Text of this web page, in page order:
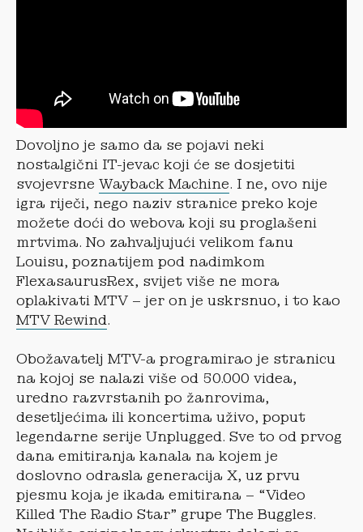
Dovoljno je samo da se pojavi neki
nostalgični IT-jevac koji će se dosjetiti
svojevrsne Wayback Machine. I ne, ovo nije
igra riječi, nego naziv stranice preko koje
možete doći do webova koji su proglašeni
mrtvima. No zahvaljujući velikom fanu
Louisu, poznatijem pod nadimkom
FlexasaurusRex, svijet više ne mora
oplakivati MTV – jer on je uskrsnuo, i to kao
MTV Rewind.
Obožavatelj MTV-a programirao je stranicu
na kojoj se nalazi više od 50.000 videa,
uredno razvrstanih po žanrovima,
desetljećima ili koncertima uživo, poput
legendarne serije Unplugged. Sve to od prvog
dana emitiranja kanala na kojem je
doslovno odrasla generacija X, uz prvu
pjesmu koja je ikada emitirana – “Video
Killed The Radio Star” grupe The Buggles.